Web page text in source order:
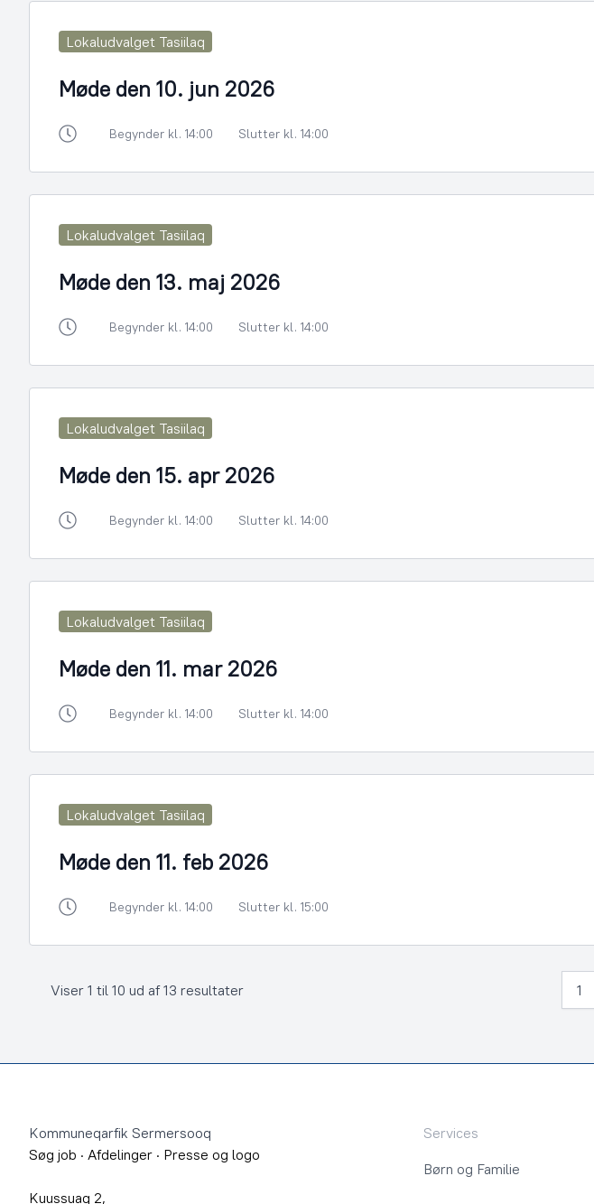
Lokaludvalget Tasiilaq
Møde den 10. jun 2026
Begynder kl. 14:00 Slutter kl. 14:00
Lokaludvalget Tasiilaq
Møde den 13. maj 2026
Begynder kl. 14:00 Slutter kl. 14:00
Lokaludvalget Tasiilaq
Møde den 15. apr 2026
Begynder kl. 14:00 Slutter kl. 14:00
Lokaludvalget Tasiilaq
Møde den 11. mar 2026
Begynder kl. 14:00 Slutter kl. 14:00
Lokaludvalget Tasiilaq
Møde den 11. feb 2026
Begynder kl. 14:00 Slutter kl. 15:00
Viser 1 til 10 ud af 13 resultater 1
Kommuneqarfik Sermersooq
Søg job · Afdelinger · Presse og logo
Kuussuaq 2,
Services
Børn og Familie